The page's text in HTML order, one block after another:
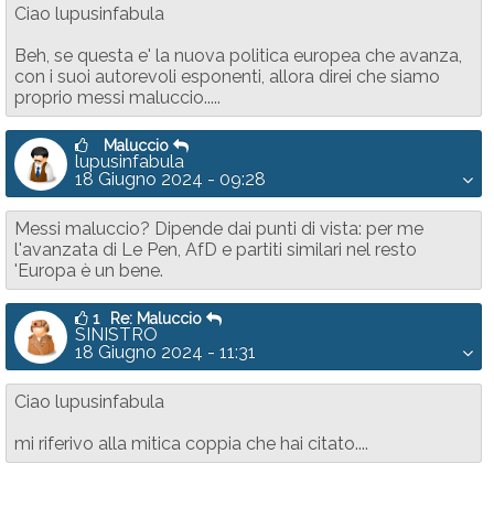
Ciao lupusinfabula
Beh, se questa e' la nuova politica europea che avanza,
con i suoi autorevoli esponenti, allora direi che siamo
proprio messi maluccio.....
Maluccio
lupusinfabula
18 Giugno 2024 - 09:28
Messi maluccio? Dipende dai punti di vista: per me
l'avanzata di Le Pen, AfD e partiti similari nel resto
'Europa è un bene.
1 Re: Maluccio
SINISTRO
18 Giugno 2024 - 11:31
Ciao lupusinfabula
mi riferivo alla mitica coppia che hai citato....